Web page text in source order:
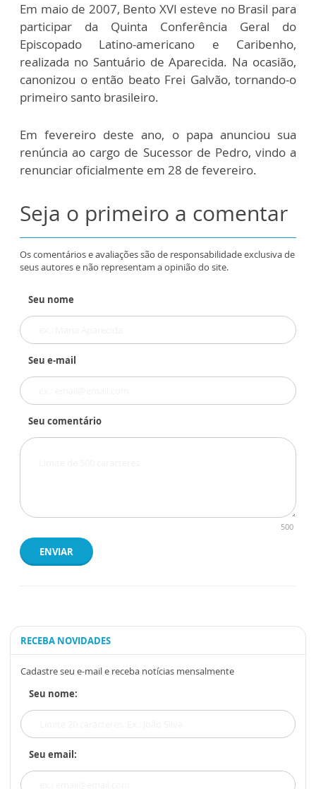
Em maio de 2007, Bento XVI esteve no Brasil para
participar da Quinta Conferência Geral do
Episcopado Latino-americano e Caribenho,
realizada no Santuário de Aparecida. Na ocasião,
canonizou o então beato Frei Galvão, tornando-o
primeiro santo brasileiro.
Em fevereiro deste ano, o papa anunciou sua
renúncia ao cargo de Sucessor de Pedro, vindo a
renunciar oficialmente em 28 de fevereiro.
Seja o primeiro a comentar
Os comentários e avaliações são de responsabilidade exclusiva de
seus autores e não representam a opinião do site.
Seu nome
Seu e-mail
Seu comentário
500
ENVIAR
RECEBA NOVIDADES
Cadastre seu e-mail e receba notícias mensalmente
Seu nome:
Seu email: